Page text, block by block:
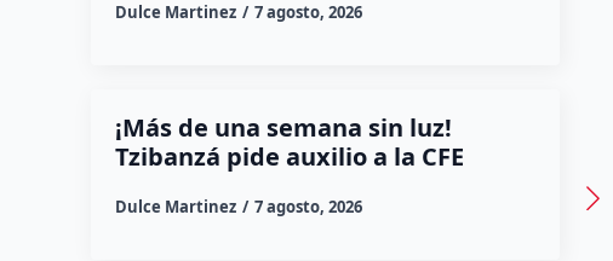
Dulce Martinez 7 agosto, 2026
¡Más de una semana sin luz!
Tzibanzá pide auxilio a la CFE
Dulce Martinez 7 agosto, 2026